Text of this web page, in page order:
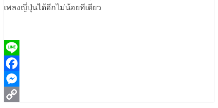
เพลงญี่ปุ่นได้อีกไม่น้อยทีเดียว
Line
Facebook
Messenger